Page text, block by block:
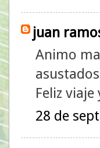
juan
Animo
Feliz
28 de